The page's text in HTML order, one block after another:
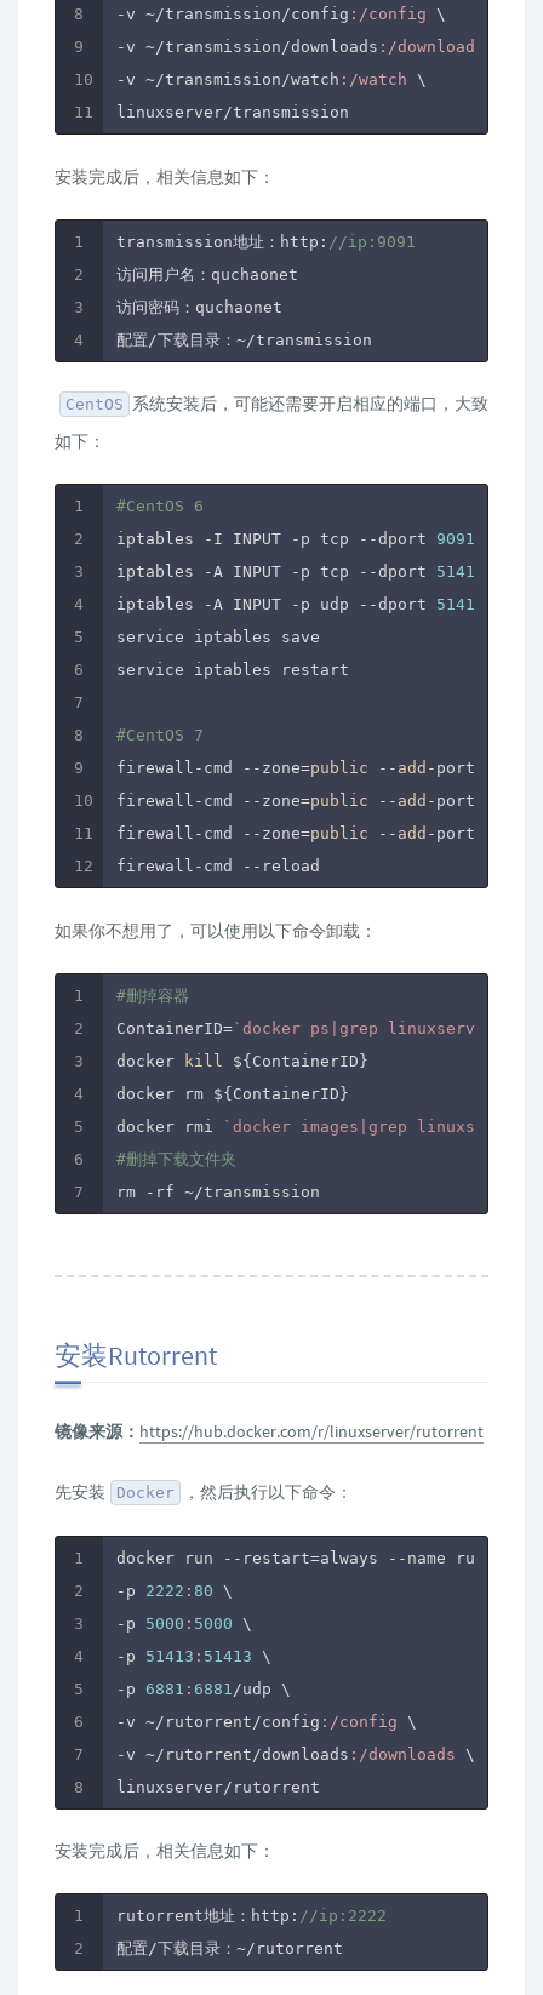
-v ~/transmission/config :/config \
-v ~/transmission/downloads :/downloads
-v ~/transmission/watch :/watch \
安装完成后，相关信息如下：
transmission地址：http: //ip:9091
访问用户名：quchaonet
访问密码：quchaonet
CentOS 系统安装后，可能还需要开启相应的端口，大致
如下：
#CentOS 6
iptables -I INPUT -p tcp --dport 9091
iptables -A INPUT -p tcp --dport 51413
iptables -A INPUT -p udp --dport 51413
service iptables save
service iptables restart
#CentOS 7
firewall-cmd --zone=public -- add -port=
firewall-cmd --zone=public -- add -port=
firewall-cmd --zone=public -- add -port=
如果你不想用了，可以使用以下命令卸载：
#删掉容器
ContainerID=`docker ps|grep linuxserver/
docker
kill
${ContainerID}
docker rm ${ContainerID}
docker rmi
`docker images|grep
#删掉下载文件夹
rm -rf ~
安装Rutorrent
镜像来源： https://hub.docker.com/r/linuxserver/rutorrent
先安装 Docker ，然后执行以下命令：
docker run --restart=always --name
-p 2222 : 80 \
-p 5000 : 5000 \
-p 51413 : 51413 \
-p 6881 : 6881 /udp \
-v ~/rutorrent/config :/config \
-v ~/rutorrent/downloads :/downloads \
安装完成后，相关信息如下：
rutorrent地址：http: //ip:2222